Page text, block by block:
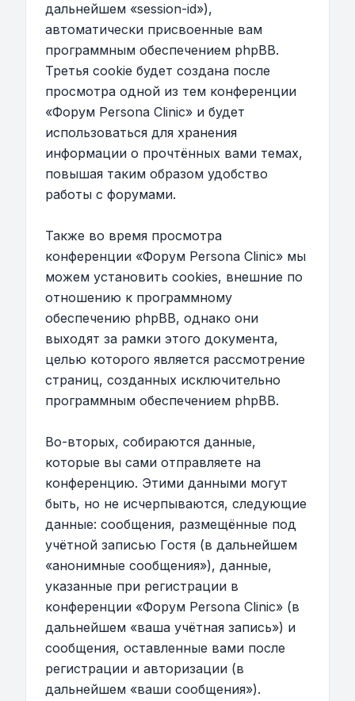
дальнейшем «session-id»),
автоматически присвоенные вам
программным обеспечением phpBB.
Третья cookie будет создана после
просмотра одной из тем конференции
«Форум Persona Clinic» и будет
использоваться для хранения
информации о прочтённых вами темах,
повышая таким образом удобство
работы с форумами.
Также во время просмотра
конференции «Форум Persona Clinic» мы
можем установить cookies, внешние по
отношению к программному
обеспечению phpBB, однако они
выходят за рамки этого документа,
целью которого является рассмотрение
страниц, созданных исключительно
программным обеспечением phpBB.
Во-вторых, собираются данные,
которые вы сами отправляете на
конференцию. Этими данными могут
быть, но не исчерпываются, следующие
данные: сообщения, размещённые под
учётной записью Гостя (в дальнейшем
«анонимные сообщения»), данные,
указанные при регистрации в
конференции «Форум Persona Clinic» (в
дальнейшем «ваша учётная запись») и
сообщения, оставленные вами после
регистрации и авторизации (в
дальнейшем «ваши сообщения»).